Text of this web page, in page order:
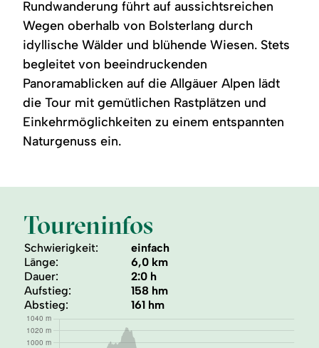
Rundwanderung führt auf aussichtsreichen
Wegen oberhalb von Bolsterlang durch
idyllische Wälder und blühende Wiesen. Stets
begleitet von beeindruckenden
Panoramablicken auf die Allgäuer Alpen lädt
die Tour mit gemütlichen Rastplätzen und
Einkehrmöglichkeiten zu einem entspannten
Naturgenuss ein.
Toureninfos
Schwierigkeit:
einfach
Länge:
6,0 km
Dauer:
2:0 h
Aufstieg:
158 hm
Abstieg:
161 hm